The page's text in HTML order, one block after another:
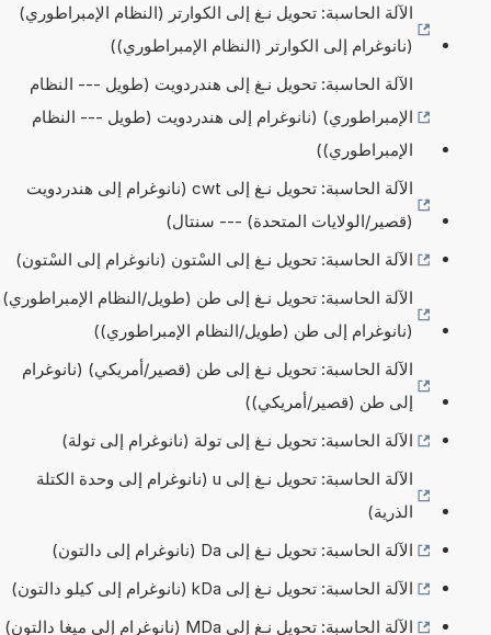
الآلة الحاسبة: تحويل نـغ إلى الكوارتر (النظام الإمبراطوري)
(نانوغرام إلى الكوارتر (النظام الإمبراطوري))
الآلة الحاسبة: تحويل نـغ إلى هندردويت (طويل --- النظام
الإمبراطوري) (نانوغرام إلى هندردويت (طويل --- النظام
الإمبراطوري))
الآلة الحاسبة: تحويل نـغ إلى cwt (نانوغرام إلى هندردويت
(قصير/الولايات المتحدة) --- سنتال)
الآلة الحاسبة: تحويل نـغ إلى السْتون (نانوغرام إلى السْتون)
الآلة الحاسبة: تحويل نـغ إلى طن (طويل/النظام الإمبراطوري)
(نانوغرام إلى طن (طويل/النظام الإمبراطوري))
الآلة الحاسبة: تحويل نـغ إلى طن (قصير/أمريكي) (نانوغرام
إلى طن (قصير/أمريكي))
الآلة الحاسبة: تحويل نـغ إلى تولة (نانوغرام إلى تولة)
الآلة الحاسبة: تحويل نـغ إلى u (نانوغرام إلى وحدة الكتلة
الذرية)
الآلة الحاسبة: تحويل نـغ إلى Da (نانوغرام إلى دالتون)
الآلة الحاسبة: تحويل نـغ إلى kDa (نانوغرام إلى كيلو دالتون)
الآلة الحاسبة: تحويل نـغ إلى MDa (نانوغرام إلى ميغا دالتون)